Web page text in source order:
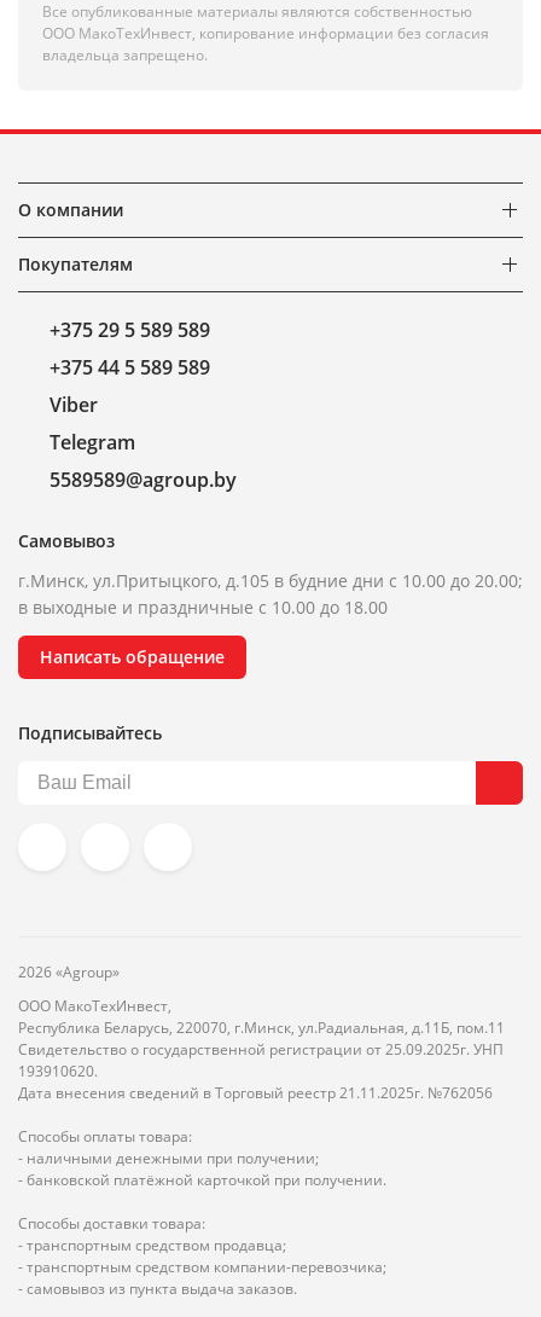
Все опубликованные материалы являются собственностью
ООО МакоТехИнвест, копирование информации без согласия
владельца запрещено.
О компании
Покупателям
+375 29 5 589 589
+375 44 5 589 589
Viber
Telegram
5589589@agroup.by
Самовывоз
г.Минск, ул.Притыцкого, д.105 в будние дни с 10.00 до 20.00;
в выходные и праздничные с 10.00 до 18.00
Написать обращение
Подписывайтесь
2026 «Agroup»
ООО МакоТехИнвест,
Республика Беларусь, 220070, г.Минск, ул.Радиальная, д.11Б, пом.11
Свидетельство о государственной регистрации от 25.09.2025г. УНП
193910620.
Дата внесения сведений в Торговый реестр 21.11.2025г. №762056
Способы оплаты товара:
- наличными денежными при получении;
- банковской платёжной карточкой при получении.
Способы доставки товара:
- транспортным средством продавца;
- транспортным средством компании-перевозчика;
- самовывоз из пункта выдача заказов.